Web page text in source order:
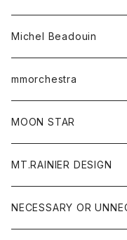
ポロシャツ
ロングスリーブTシャツ
フリース
ベルト
Michel Beadouin
トップス
ジャケット
ニット
パンツ
mmorchestra
帽子
MOON STAR
MT.RAINIER DESIGN
アウター
NECESSARY OR